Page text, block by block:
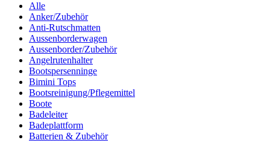
Alle
Anker/Zubehör
Anti-Rutschmatten
Aussenborderwagen
Aussenborder/Zubehör
Angelrutenhalter
Bootspersenninge
Bimini Tops
Bootsreinigung/Pflegemittel
Boote
Badeleiter
Badeplattform
Batterien & Zubehör